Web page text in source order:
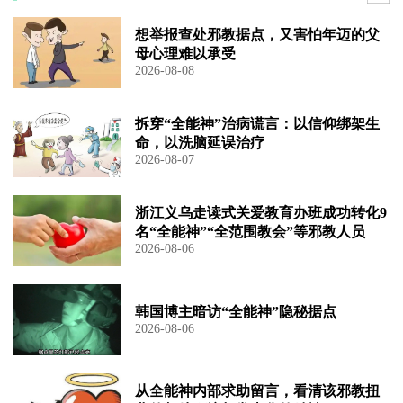
想举报查处邪教据点，又害怕年迈的父
母心理难以承受
2026-08-08
拆穿“全能神”治病谎言：以信仰绑架生
命，以洗脑延误治疗
2026-08-07
浙江义乌走读式关爱教育办班成功转化9
名“全能神”“全范围教会”等邪教人员
2026-08-06
韩国博主暗访“全能神”隐秘据点
2026-08-06
从全能神内部求助留言，看清该邪教扭